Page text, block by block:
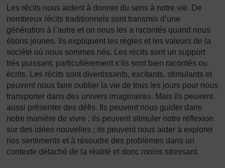
Les récits nous aident à donner du sens à notre vie. De
nombreux récits traditionnels sont transmis d’une
génération à l’autre et on nous les a racontés quand nous
étions jeunes. Ils expliquent les règles et les valeurs de la
société où nous sommes nés. Les récits sont un support
très puissant, particulièrement s’ils sont bien racontés ou
écrits. Les récits sont divertissants, excitants, stimulants et
peuvent nous faire oublier la vie de tous les jours pour nous
transporter dans des univers imaginaires. Mais ils peuvent
aussi présenter des défis. Ils peuvent nous guider dans
notre manière de vivre ; ils peuvent stimuler notre réflexion
sur des idées nouvelles ; ils peuvent nous aider à explorer
nos sentiments et à résoudre des problèmes dans un
contexte détaché de la réalité et donc moins stressant.